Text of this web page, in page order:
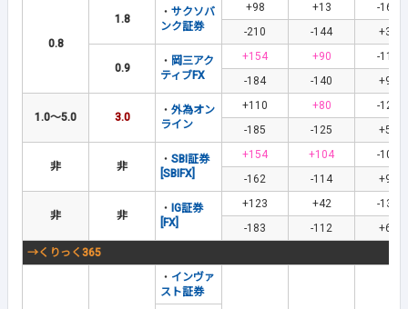
0.8
1.8
・ サクソバ
ンク証券
+98 +13
-166
-210
-144 +34
0.9
・ 岡三アク
ティブFX
+154 +90
-110
-184
-140 +90
1.0～5.0 3.0
・ 外為オン
ライン
+110 +80
-125
-185
-125 +55
非 非
・ SBI証券
[SBIFX]
+154 +104
-101
-162
-114 +96
非 非
・ IG証券
[FX]
+123 +42
-138
-183
-112
+64
→くりっく365
・ インヴァ
スト証券